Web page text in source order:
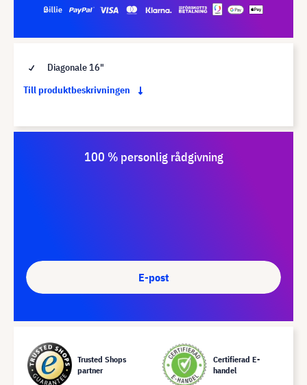
Diagonale 16"
Till produktbeskrivningen
100 % personlig rådgivning
E-post
Trusted Shops
partner
Certifierad E-
handel